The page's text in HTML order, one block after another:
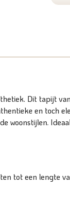
Dit tapijt
en toch
woonstijlen.
tot een lengte